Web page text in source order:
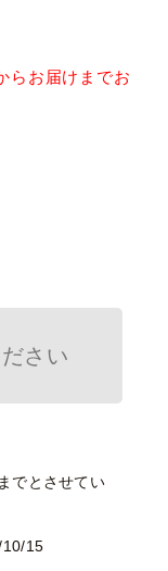
らお届けまでお
さい
でとさせてい
15